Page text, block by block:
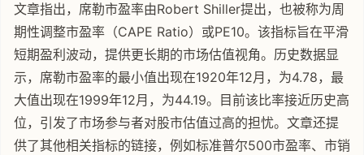
文章指出，席勒市盈率由Robert Shiller提出，也被称为周
期性调整市盈率（CAPE Ratio）或PE10。该指标旨在平滑
短期盈利波动，提供更长期的市场估值视角。历史数据显
示，席勒市盈率的最小值出现在1920年12月，为4.78，最
大值出现在1999年12月，为44.19。目前该比率接近历史高
位，引发了市场参与者对股市估值过高的担忧。文章还提
供了其他相关指标的链接，例如标准普尔500市盈率、市销